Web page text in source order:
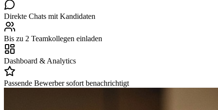
Direkte Chats mit Kandidaten
Bis zu 2 Teamkollegen einladen
Dashboard & Analytics
Passende Bewerber sofort benachrichtigt